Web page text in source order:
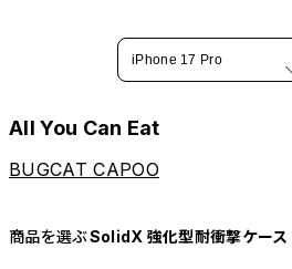
iPhone 17 Pro
All You Can Eat
BUGCAT CAPOO
商品を選ぶSolidX 強化型耐衝撃ケース